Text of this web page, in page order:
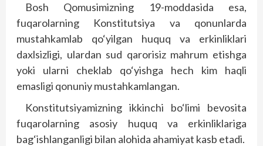
Bosh Qomusimizning 19-moddasida esa,
fuqarolarning Konstitutsiya va qonunlarda
mustahkamlab qo‘yilgan huquq va erkinliklari
daxlsizligi, ulardan sud qarorisiz mahrum etishga
yoki ularni cheklab qo‘yishga hech kim haqli
emasligi qonuniy mustahkamlangan.
Konstitutsiyamizning ikkinchi bo‘limi bevosita
fuqarolarning asosiy huquq va erkinliklariga
bag‘ishlanganligi bilan alohida ahamiyat kasb etadi.